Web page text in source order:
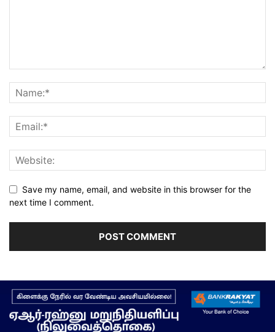
Save my name, email, and website in this browser for the
next time I comment.